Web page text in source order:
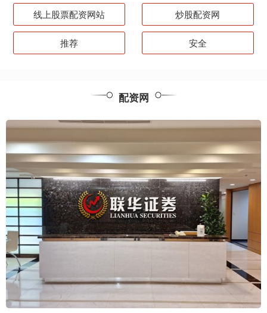
线上股票配资网站 炒股配资网
推荐 安全
配资网